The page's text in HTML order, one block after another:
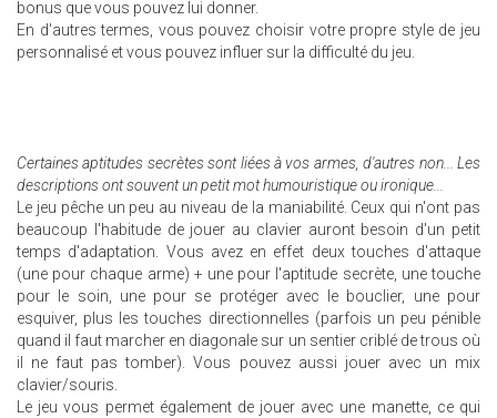
bonus que vous pouvez lui donner.
En d'autres termes, vous pouvez choisir votre propre style de jeu
personnalisé et vous pouvez influer sur la difficulté du jeu.
Certaines aptitudes secrètes sont liées à vos armes, d'autres non... Les
descriptions ont souvent un petit mot humouristique ou ironique...
Le jeu pêche un peu au niveau de la maniabilité. Ceux qui n'ont pas
beaucoup l'habitude de jouer au clavier auront besoin d'un petit
temps d'adaptation. Vous avez en effet deux touches d'attaque
(une pour chaque arme) + une pour l'aptitude secrète, une touche
pour le soin, une pour se protéger avec le bouclier, une pour
esquiver, plus les touches directionnelles (parfois un peu pénible
quand il faut marcher en diagonale sur un sentier criblé de trous où
il ne faut pas tomber). Vous pouvez aussi jouer avec un mix
clavier/souris.
Le jeu vous permet également de jouer avec une manette, ce qui